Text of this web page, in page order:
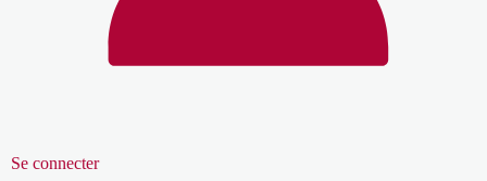
Se connecter